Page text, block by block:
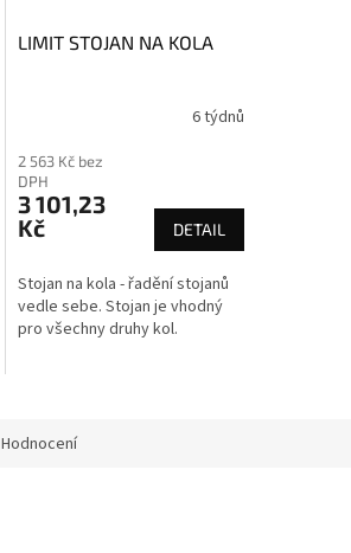
LIMIT STOJAN NA KOLA
6 týdnů
2 563 Kč bez
DPH
3 101,23
Kč
DETAIL
Stojan na kola - řadění stojanů
vedle sebe. Stojan je vhodný
pro všechny druhy kol.
Hodnocení